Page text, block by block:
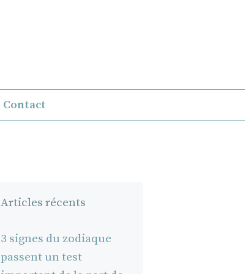
Contact
Articles récents
3 signes du zodiaque
passent un test